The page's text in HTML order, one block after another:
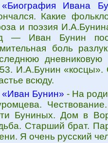
«Биография Ивана
Какие
и поэзия
— Иван Бунин
боль
И.А.Бунин
всюду.
«Иван Бунин» - На
Буниных. Дом в
Старший брат.
Я очень русский